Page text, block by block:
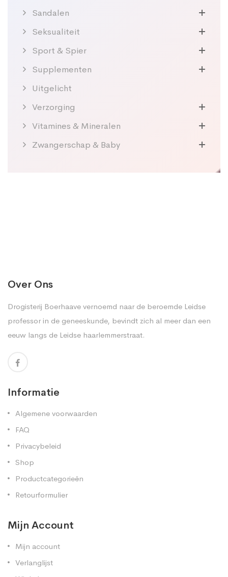
Sandalen
Seksualiteit
Sport & Spier
Supplementen
Uitgelicht
Verzorging
Vitamines & Mineralen
Zwangerschap & Baby
Over Ons
Drogisterij Boerhaave vernoemd naar de beroemde Leidse
professor in de geneeskunde, bevindt zich al meer dan een
eeuw langs de Leidse haarlemmerstraat.
Informatie
Algemene voorwaarden
FAQ
Privacybeleid
Shop
Productcategorieën
Retourformulier
Mijn Account
Mijn account
Verlanglijst